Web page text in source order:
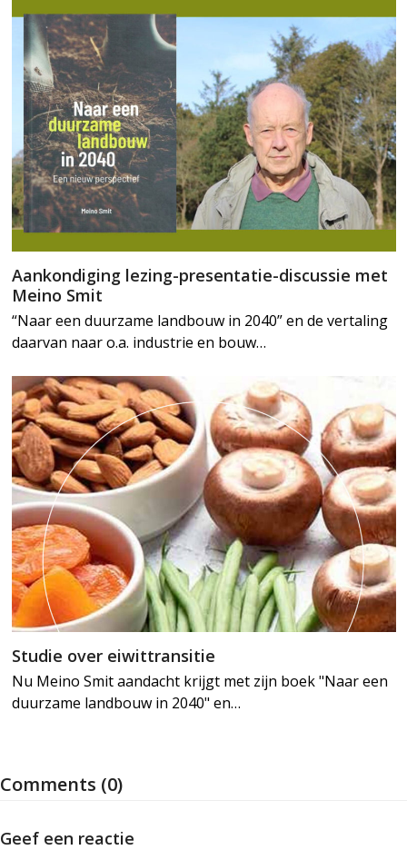
Aankondiging lezing-presentatie-discussie met
Meino Smit
“Naar een duurzame landbouw in 2040” en de vertaling
daarvan naar o.a. industrie en bouw…
Studie over eiwittransitie
Nu Meino Smit aandacht krijgt met zijn boek "Naar een
duurzame landbouw in 2040" en…
Comments (0)
Geef een reactie